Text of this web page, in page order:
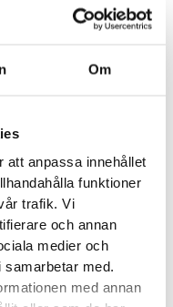
Om
att anpassa innehållet
funktioner
trafik. Vi
och annan
medier och
med.
med annan
telefoner,
har viktig data i
– Ca 120
tid